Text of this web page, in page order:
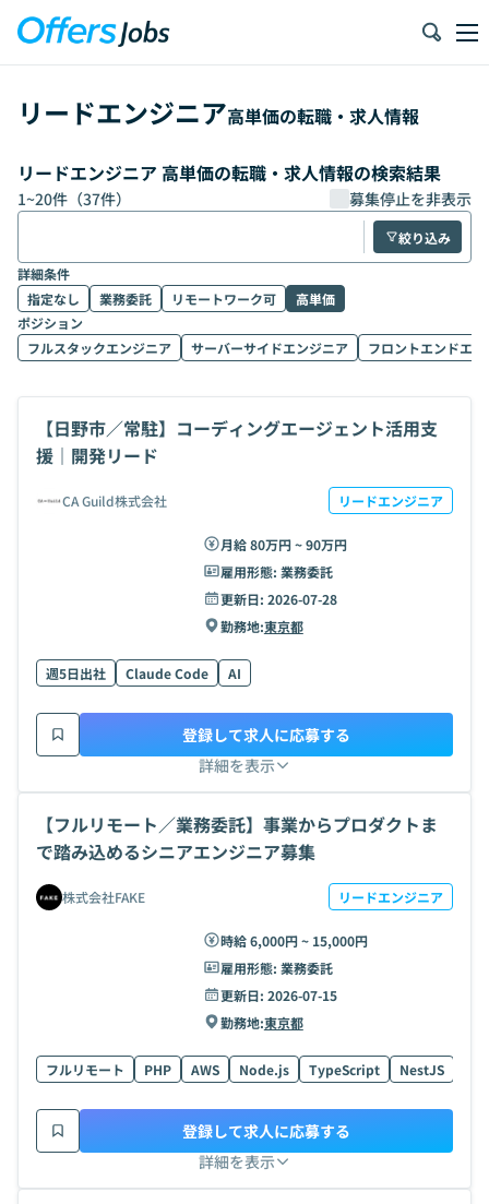
リードエンジニア高単価の転職・求人情報
リードエンジニア 高単価の転職・求人情報の検索結果
1~20件（37件） 募集停止を非表示
絞り込み
詳細条件
指定なし
業務委託 リモートワーク可
高単価
ポジション
フルスタックエンジニア
サーバーサイドエンジニア フロントエンドエ
【日野市／常駐】コーディングエージェント活用支
援｜開発リード
CA Guild株式会社 リードエンジニア
月給 80万円 ~ 90万円
雇用形態: 業務委託
更新日: 2026-07-28
勤務地:東京都
週5日出社 Claude Code AI
詳細を表示
登録して求人に応募する
【フルリモート／業務委託】事業からプロダクトま
で踏み込めるシニアエンジニア募集
株式会社FAKE リードエンジニア
時給 6,000円 ~ 15,000円
雇用形態: 業務委託
更新日: 2026-07-15
勤務地:東京都
フルリモート PHP AWS Node.js TypeScript NestJS
詳細を表示
登録して求人に応募する